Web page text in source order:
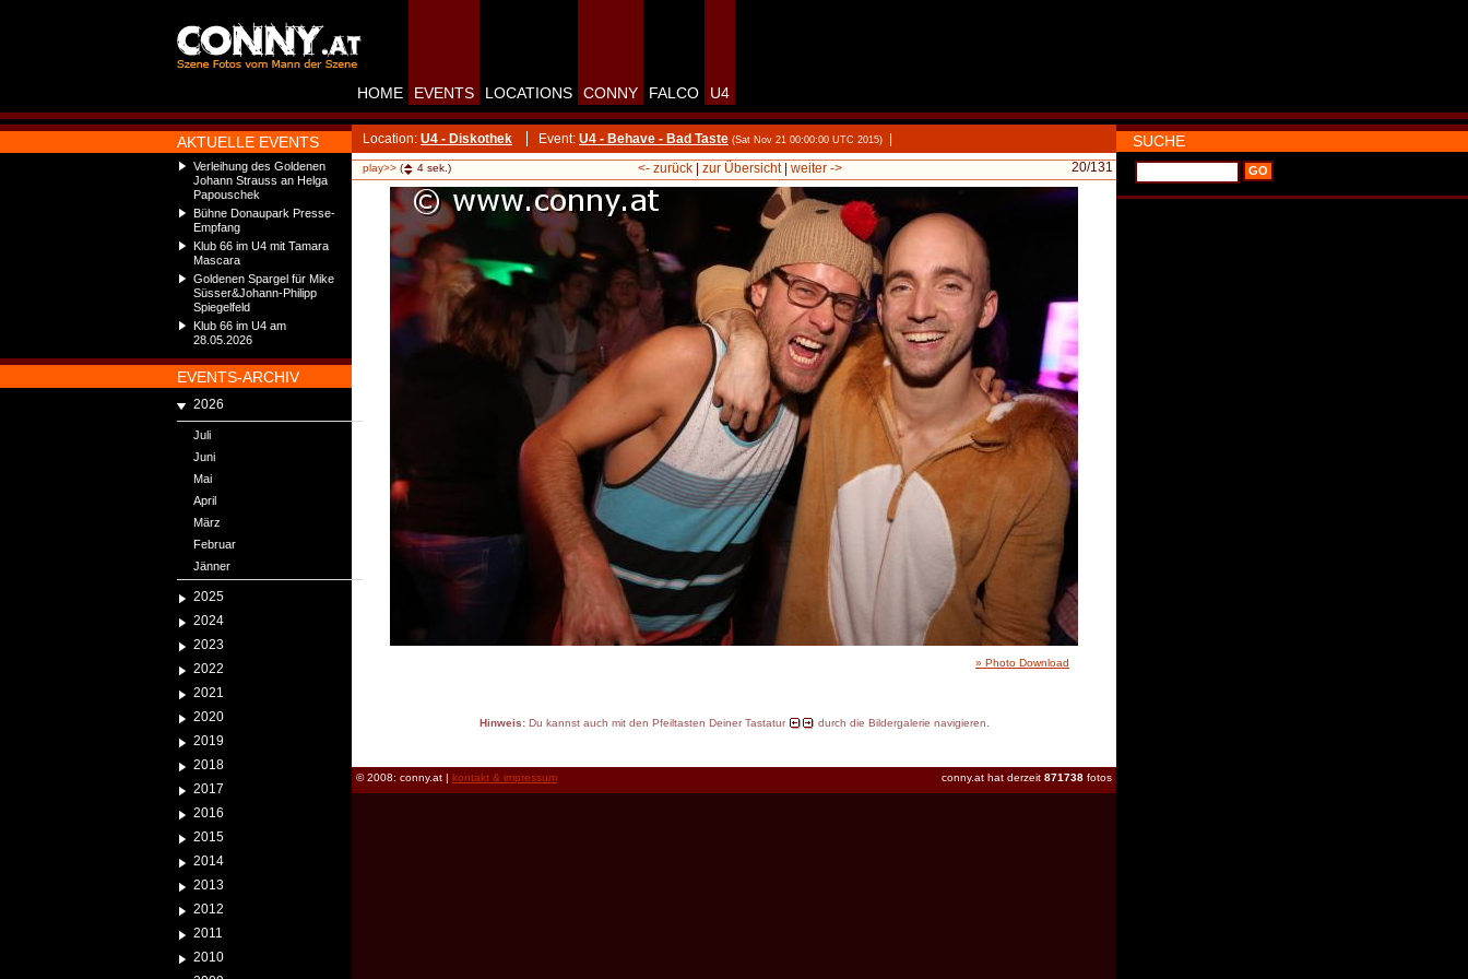
AKTUELLE EVENTS
Verleihung des Goldenen
Johann Strauss an Helga
Papouschek
Bühne Donaupark Presse-
Empfang
Klub 66 im U4 mit Tamara
Mascara
Goldenen Spargel für Mike
Süsser&Johann-Philipp
Spiegelfeld
Klub 66 im U4 am
28.05.2026
EVENTS-ARCHIV
2026
Juli
Juni
Mai
April
März
Februar
Jänner
2025
2024
2023
2022
2021
2020
2019
2018
2017
2016
2015
2014
2013
2012
2011
2010
HOME EVENTS LOCATIONS CONNY FALCO U4
Location: U4 - Diskothek Event: U4 - Behave - Bad Taste (Sat Nov 21 00:00:00 UTC 2015)
play>> ( 4 sek.) 20/131
<- zurück| zur Übersicht| weiter ->
» Photo Download
Hinweis:Du kannst auch mit den Pfeiltasten Deiner Tastatur durch die Bildergalerie navigieren.
conny.at hat derzeit 871738 fotos
© 2008: conny.at | kontakt & impressum
SUCHE